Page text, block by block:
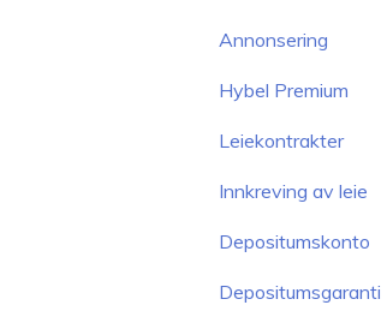
Annonsering
Hybel Premium
Leiekontrakter
Innkreving av leie
Depositumskonto
Depositumsgaranti